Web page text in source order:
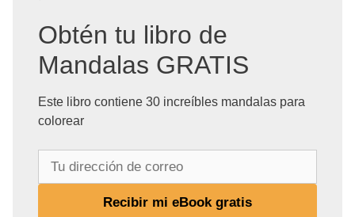
Obtén tu libro de
Mandalas GRATIS
Este libro contiene 30 increíbles mandalas para
colorear
Recibir mi eBook gratis